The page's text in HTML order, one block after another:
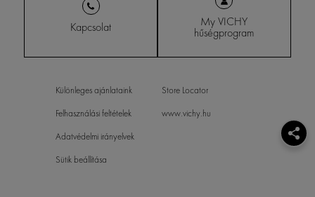
Kapcsolat My VICHY
hűségprogram
Különleges ajánlataink
Felhasználási feltételek
Adatvédelmi irányelvek
Sütik beállítása
Store Locator
www.vichy.hu